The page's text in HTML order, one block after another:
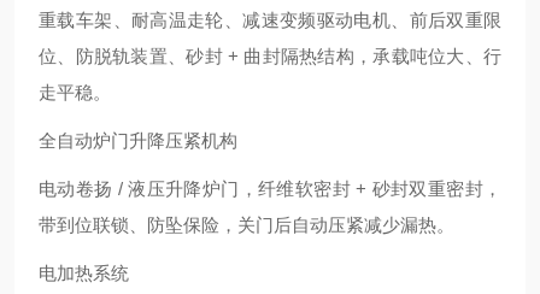
重载车架、耐高温走轮、减速变频驱动电机、前后双重限
位、防脱轨装置、砂封 + 曲封隔热结构，承载吨位大、行
走平稳。
全自动炉门升降压紧机构
电动卷扬 / 液压升降炉门，纤维软密封 + 砂封双重密封，
带到位联锁、防坠保险，关门后自动压紧减少漏热。
电加热系统